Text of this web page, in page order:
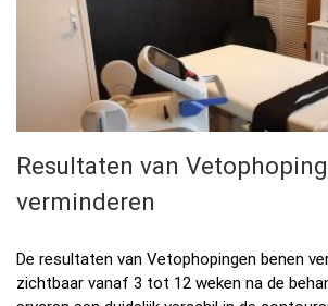
Resultaten van
verminderen
De resultaten van Vetophopingen benen
zichtbaar vanaf 3 tot 12 weken na de